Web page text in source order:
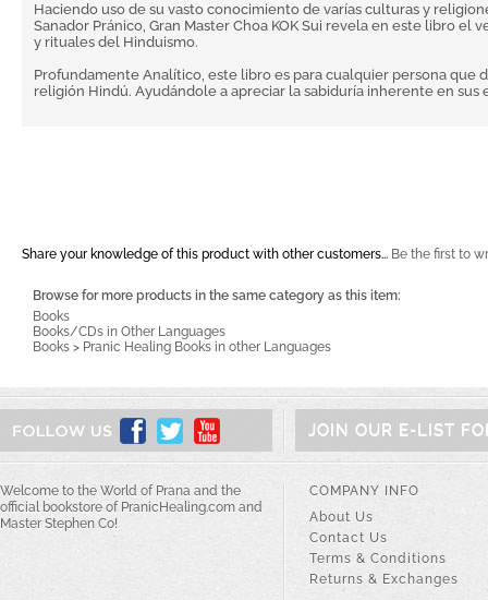
Haciendo uso de su vasto conocimiento de varías culturas y
Sanador Pránico, Gran Master Choa KOK Sui revela en este libro el
y rituales del Hinduismo.
Profundamente Analítico, este libro es para cualquier persona que
religión Hindú. Ayudándole a apreciar la sabiduría inherente en sus
Share your knowledge of this product with other customers... Be the first to
Browse for more products in the same category as this item:
Books
Books/CDs in Other Languages
Books > Pranic Healing Books in other Languages
JOIN OUR E-LIST
Welcome to the World of Prana and the
official bookstore of PranicHealing.com and
Master Stephen Co!
COMPANY INFO
About Us
Contact Us
Terms & Conditions
Returns & Exchanges